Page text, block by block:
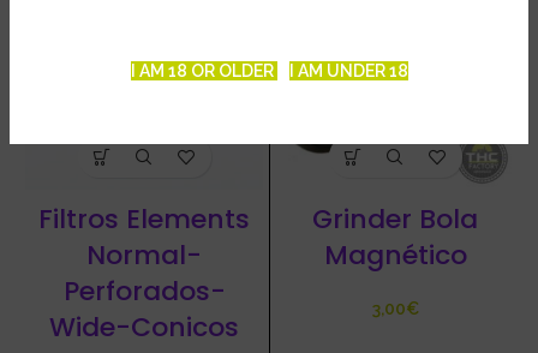
I AM 18 OR OLDER I AM UNDER 18
Filtros Elements
Normal-
Perforados-
Wide-Conicos
Grinder Bola
Magnético
€